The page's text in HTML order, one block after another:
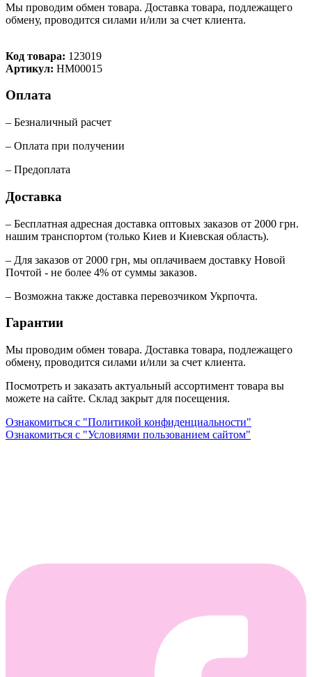
Мы проводим обмен товара. Доставка товара, подлежащего
обмену, проводится силами и/или за счет клиента.
Код товара: 123019
Артикул: HM00015
Оплата
– Безналичный расчет
– Оплата при получении
– Предоплата
Доставка
– Бесплатная адресная доставка оптовых заказов от 2000 грн.
нашим транспортом (только Киев и Киевская область).
– Для заказов от 2000 грн, мы оплачиваем доставку Новой
Почтой - не более 4% от суммы заказов.
– Возможна также доставка перевозчиком Укрпочта.
Гарантии
Мы проводим обмен товара. Доставка товара, подлежащего
обмену, проводится силами и/или за счет клиента.
Посмотреть и заказать актуальный ассортимент товара вы
можете на сайте. Склад закрыт для посещения.
Ознакомиться с "Политикой конфиденциальности"
Ознакомиться с "Условиями пользованием сайтом"